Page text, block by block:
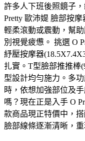
許多人下班後照鏡子
Pretty 歐沛媞 臉部按
輕柔滾動或震動，幫
別視覺疲憊。 挑選 O
紓壓按摩器
扎實。T型臉部推推棒
型設計均勻施力。多
時，依想加強部位及
嗎？現在正是入手 O
款商品現正特價中，
臉部線條逐漸清晰，重